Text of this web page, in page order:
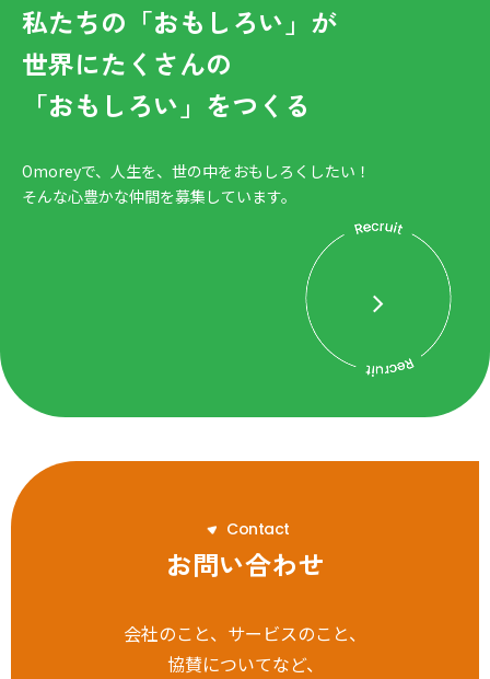
私たちの「おもしろい」が
世界にたくさんの
「おもしろい」をつくる
Omoreyで、人生を、世の中をおもしろくしたい！
そんな心豊かな仲間を募集しています。
Contact
お問い合わせ
会社のこと、サービスのこと、
協賛についてなど、